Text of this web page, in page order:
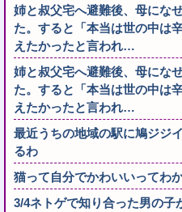
姉と叔父宅へ避難後、母にな
た。すると「本当は世の中は
えたかったと言われ…
姉と叔父宅へ避難後、母にな
た。すると「本当は世の中は
えたかったと言われ…
最近うちの地域の駅に鳩ジジ
るわ
猫って自分でかわいいってわ
3/4ネトゲで知り合った男の子